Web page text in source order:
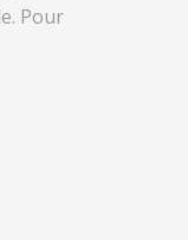
Pour